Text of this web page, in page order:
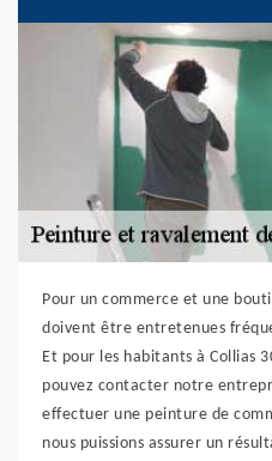
Pour un commerce et une
doivent être entretenues
Et pour les habitants à Collias
pouvez contacter notre
effectuer une peinture de
nous puissions assurer un